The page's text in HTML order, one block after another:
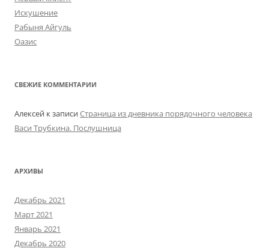
Искушение
Рабыня Айгуль
Оазис
СВЕЖИЕ КОММЕНТАРИИ
Алексей к записиСтраница из дневника порядочного человека
Васи Трубкина. Послушница
АРХИВЫ
Декабрь 2021
Март 2021
Январь 2021
Декабрь 2020